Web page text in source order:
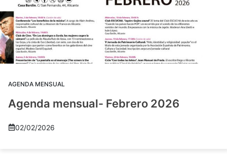
AGENDA MENSUAL
Agenda mensual- Febrero 2026
02/02/2026